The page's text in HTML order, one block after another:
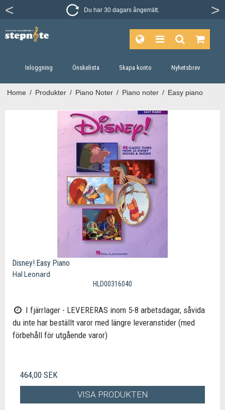
Du har 30 dagars ångerrätt.
Inloggning Önskelista Skapa konto Nyhetsbrev
Home / Produkter / Piano Noter / Piano noter / Easy piano
Disney! Easy Piano
Hal Leonard
HLD00316040
I fjärrlager - LEVERERAS inom 5-8 arbetsdagar, såvida
du inte har beställt varor med längre leveranstider (med
förbehåll för utgående varor)
464,00 SEK
VISA PRODUKTEN